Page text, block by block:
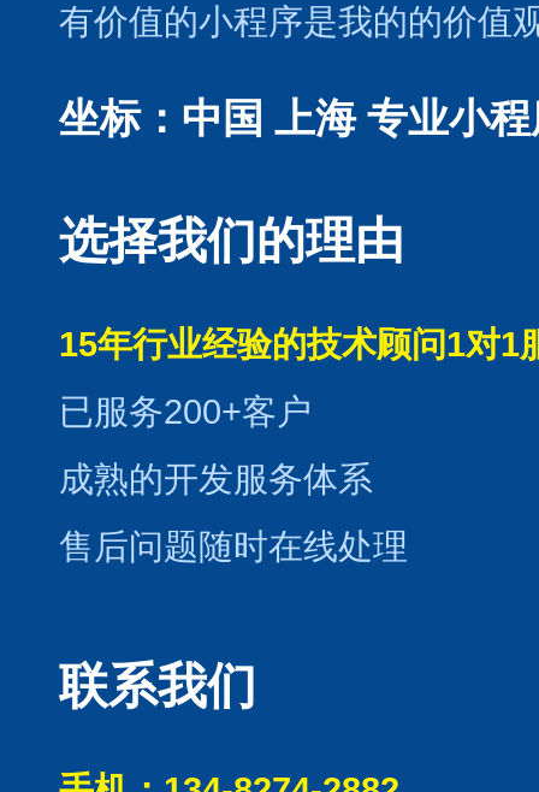
有价值的小程序是我的的价值
坐标：中国 上海 专业小
选择我们的理由
15年行业经验的技术顾问1对1
已服务200+客户
成熟的开发服务体系
售后问题随时在线处理
联系我们